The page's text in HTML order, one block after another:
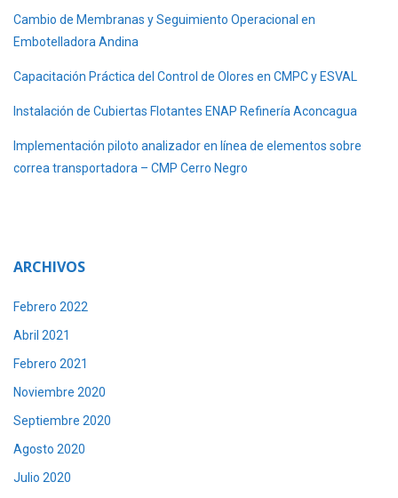
Cambio de Membranas y Seguimiento Operacional en
Embotelladora Andina
Capacitación Práctica del Control de Olores en CMPC y ESVAL
Instalación de Cubiertas Flotantes ENAP Refinería Aconcagua
Implementación piloto analizador en línea de elementos sobre
correa transportadora – CMP Cerro Negro
ARCHIVOS
Febrero 2022
Abril 2021
Febrero 2021
Noviembre 2020
Septiembre 2020
Agosto 2020
Julio 2020